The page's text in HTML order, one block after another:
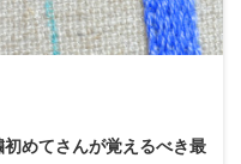
初めてさんが覚えるべき最